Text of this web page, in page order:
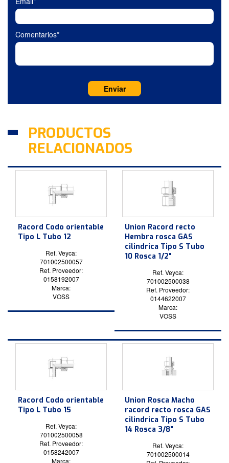
Comentarios*
PRODUCTOS
RELACIONADOS
Racord Codo orientable
Tipo L Tubo 12
Ref. Veyca:
701002500057
Ref. Proveedor:
0158192007
Marca:
VOSS
Union Racord recto
Hembra rosca GAS
cilindrica Tipo S Tubo
10 Rosca 1/2"
Ref. Veyca:
701002500038
Ref. Proveedor:
0144622007
Marca:
VOSS
Racord Codo orientable
Tipo L Tubo 15
Ref. Veyca:
701002500058
Ref. Proveedor:
0158242007
Marca:
Union Rosca Macho
racord recto rosca GAS
cilindrica Tipo S Tubo
14 Rosca 3/8"
Ref. Veyca:
701002500014